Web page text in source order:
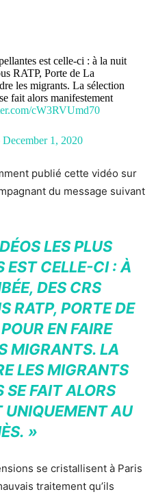
est celle-ci : à la nuit
RATP, Porte de La
les migrants. La sélection
fait alors manifestement
cW3RVUmd70
December 1, 2020
publié cette vidéo sur
du message suivant
LES PLUS
EST CELLE-CI : À
DES CRS
RATP, PORTE DE
EN FAIRE
MIGRANTS. LA
LES MIGRANTS
SE FAIT ALORS
UNIQUEMENT AU
»
se cristallisent à Paris
traitement qu’ils